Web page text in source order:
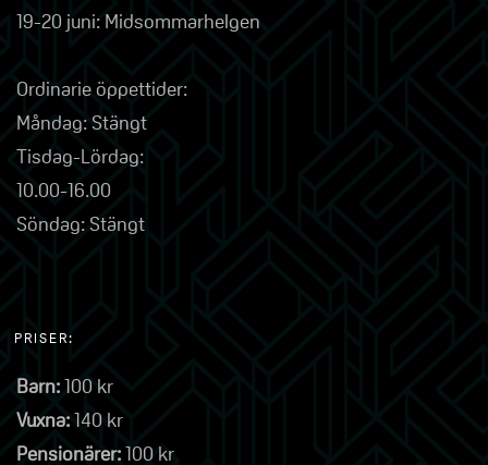
19-20 juni: Midsommarhelgen
Ordinarie öppettider:
Måndag: Stängt
Tisdag-Lördag:
10.00-16.00
Söndag: Stängt
PRISER:
Barn:100 kr
Vuxna:140 kr
Pensionärer:100 kr